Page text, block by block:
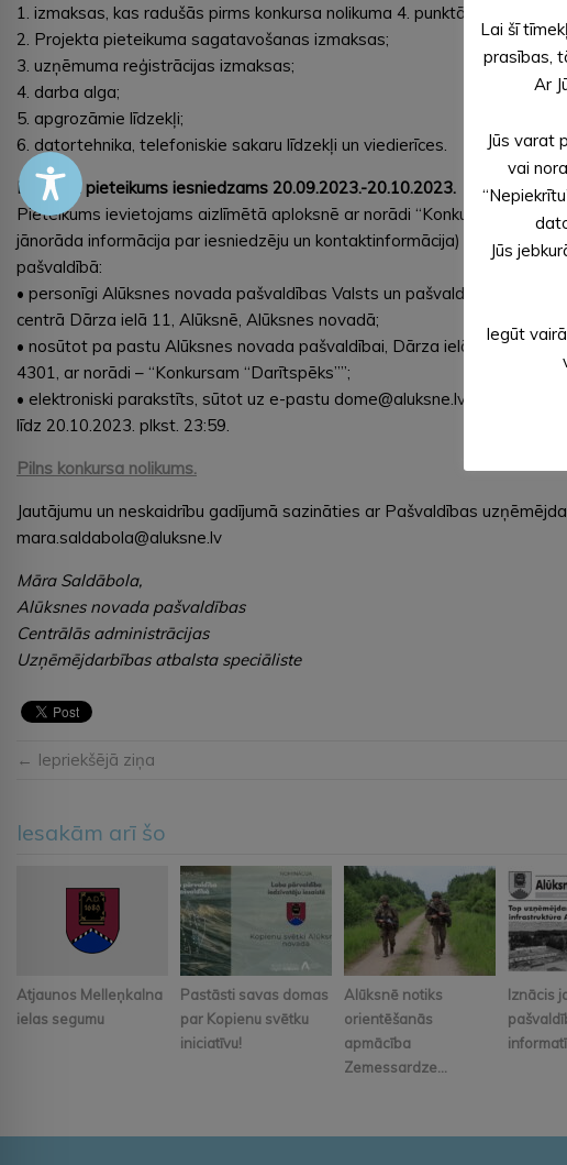
1. izmaksas, kas radušās pirms konkursa nolikuma 4. punktā minētā
2. Projekta pieteikuma sagatavošanas izmaksas;
3. uzņēmuma reģistrācijas izmaksas;
4. darba alga;
5. apgrozāmie līdzekļi;
6. datortehnika, telefoniskie sakaru līdzekļi un viedierīces.
Projekta pieteikums iesniedzams 20.09.2023.-20.10.2023.
Pieteikums ievietojams aizlīmētā aploksnē ar norādi “Konkursam
jānorāda informācija par iesniedzēju un kontaktinformācija) un
pašvaldībā:
• personīgi Alūksnes novada pašvaldības Valsts un pašvaldības
centrā Dārza ielā 11, Alūksnē, Alūksnes novadā;
• nosūtot pa pastu Alūksnes novada pašvaldībai, Dārza ielā 11,
4301, ar norādi – “Konkursam “Darītspēks””;
• elektroniski parakstīts, sūtot uz e-pastu dome@aluksne.lv vai uz
līdz 20.10.2023. plkst. 23:59.
Pilns konkursa nolikums.
Jautājumu un neskaidrību gadījumā sazināties ar Pašvaldības
mara.saldabola@aluksne.lv
Māra Saldābola,
Alūksnes novada pašvaldības
Centrālās administrācijas
Uzņēmējdarbības atbalsta speciāliste
← Iepriekšējā ziņa
Iesakām arī šo
Atjaunos Melleņkalna
ielas segumu
Pastāsti savas domas
par Kopienu svētku
iniciatīvu!
Alūksnē notiks
orientēšanās
apmācība
Zemessardze...
Iznācis
Lai šī
prasības,
Ar
Jūs varat
vai
Jūs
Iegūt